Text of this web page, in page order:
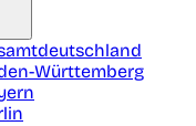
Württemberg